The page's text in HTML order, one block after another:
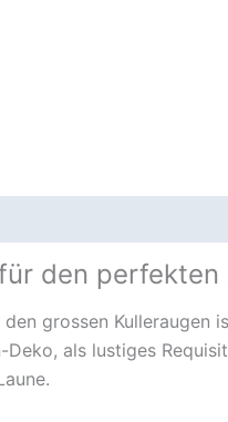
den perfekten
grossen
als lustiges